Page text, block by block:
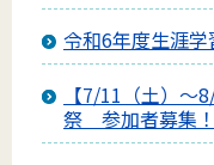
令和6年度生涯
【7/11（土）～
祭 参加者募集！